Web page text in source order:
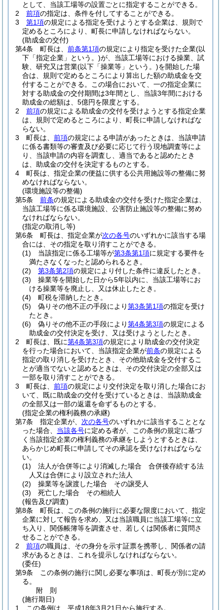
として、当該工場等の設置ごとに指定することができる。
2
前項の指定は、条件を付してすることができる。
3
第1項の規定による指定を受けようとする企業は、規則で
定めるところにより、町長に申請しなければならない。
(助成金の交付)
第4条
町長は、 前条第1項の規定により指定を受けた企業(以
下「指定企業」という。)が、当該工場等における操業、試
験、研究又は営業(以下「操業等」という。)を開始した場
合は、規則で定めるところにより算出した額の助成金を交
付することができる。
この場合において、一の指定企業に
対する助成金の交付期間は3年間とし、当該3年間における
助成金の総額は、5億円を限度とする。
2
前項の規定による助成金の交付を受けようとする指定企業
は、規則で定めるところにより、町長に申請しなければな
らない。
3
町長は、 前項の規定による申請があったときは、当該申請
に係る書類等の審査及び必要に応じて行う現地調査等によ
り、当該申請の内容を調査し、適当であると認めたとき
は、助成金の交付を決定するものとする。
4
町長は、指定企業の便益に供する公共用施設等の整備に努
めなければならない。
(環境施設等の整備)
第5条
前条の規定による助成金の交付を受けた指定企業は、
当該工場等に係る環境施設、公害防止施設等の整備に努め
なければならない。
(指定の取消し等)
第6条
町長は、指定企業が次の各号のいずれかに該当する場
合には、その指定を取り消すことができる。
(1)
当該指定に係る工場等が第3条第1項に規定する要件を
満たさなくなったと認められるとき。
(2)
第3条第2項の規定により付した条件に違反したとき。
(3)
操業等を開始した日から5年以内に、当該工場等にお
ける操業等を廃止し、又は休止したとき。
(4)
町税を滞納したとき。
(5)
偽りその他不正の手段により第3条第1項の指定を受け
たとき。
(6)
偽りその他不正の手段により第4条第3項の規定による
助成金の交付決定を受け、又は受けようとしたとき。
2
町長は、既に第4条第3項の規定により助成金の交付決定
を行った場合において、当該指定企業が前条の規定による
指定の取り消しを受けたとき、その他助成金を交付するこ
とが適当でないと認めるときは、その交付決定の全部又は
一部を取り消すことができる。
3
町長は、 前項の規定により交付決定を取り消した場合にお
いて、既に助成金の交付を受けているときは、当該助成金
の全部又は一部の返還を命ずるものとする。
(指定企業の権利義務の承継)
第7条
指定企業が、 次の各号のいずれかに該当することとな
った場合、 当該各号に定める者が、この条例の規定に基づ
く当該指定企業の権利義務の承継をしようとするときは、
あらかじめ町長に申請してその承認を受けなければならな
い。
(1)
法人が合併等により消滅した場合 合併後存続する法
人又は合併により設立された法人
(2)
操業等を譲渡した場合 その譲受人
(3)
死亡した場合 その相続人
(報告及び調査)
第8条
町長は、この条例の施行に必要な限度において、指定
企業に対して報告を求め、又は当該職員に当該工場等に立
ち入り、関係帳簿等を調査させ、若しくは関係者に質問さ
せることができる。
2
前項の職員は、その身分を示す証票を携帯し、関係者の請
求があるときは、これを提示しなければならない。
(委任)
第9条
この条例の施行に関し必要な事項は、町長が別に定め
る。
附 則
(施行期日)
1
この条例は、平成18年3月21日から施行する。